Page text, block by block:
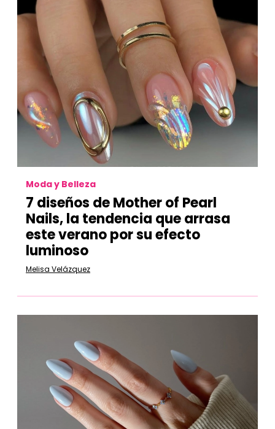
Moda y Belleza
7 diseños de Mother of Pearl
Nails, la tendencia que arrasa
este verano por su efecto
luminoso
Melisa Velázquez